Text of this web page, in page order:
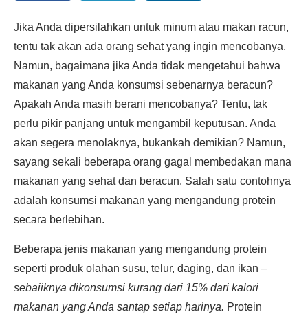
Jika Anda dipersilahkan untuk minum atau makan racun,
tentu tak akan ada orang sehat yang ingin mencobanya.
Namun, bagaimana jika Anda tidak mengetahui bahwa
makanan yang Anda konsumsi sebenarnya beracun?
Apakah Anda masih berani mencobanya? Tentu, tak
perlu pikir panjang untuk mengambil keputusan. Anda
akan segera menolaknya, bukankah demikian? Namun,
sayang sekali beberapa orang gagal membedakan mana
makanan yang sehat dan beracun. Salah satu contohnya
adalah konsumsi makanan yang mengandung protein
secara berlebihan.
Beberapa jenis makanan yang mengandung protein
seperti produk olahan susu, telur, daging, dan ikan –
sebaiiknya dikonsumsi kurang dari 15% dari kalori
makanan yang Anda santap setiap harinya. Protein